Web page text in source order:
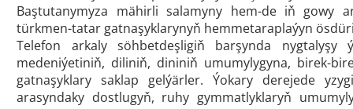
Baştutanymyza mähirli salamyny hem-de iň gowy
türkmen-tatar gatnaşyklarynyň hemmetaraplaýyn
Telefon arkaly söhbetdeşligiň barşynda
medeniýetiniň, diliniň, dininiň umumylygyna, birek-
gatnaşyklary saklap gelýärler. Ýokary derejede
arasyndaky dostlugyň, ruhy gymmatlyklaryň